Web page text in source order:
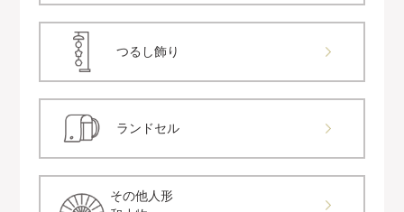
つるし飾り
ランドセル
その他人形